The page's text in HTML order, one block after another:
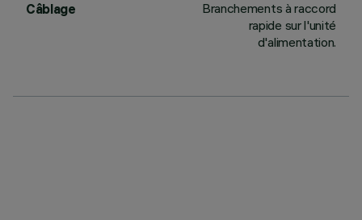
Câblage
Branchements à raccord
rapide sur l'unité
d'alimentation.